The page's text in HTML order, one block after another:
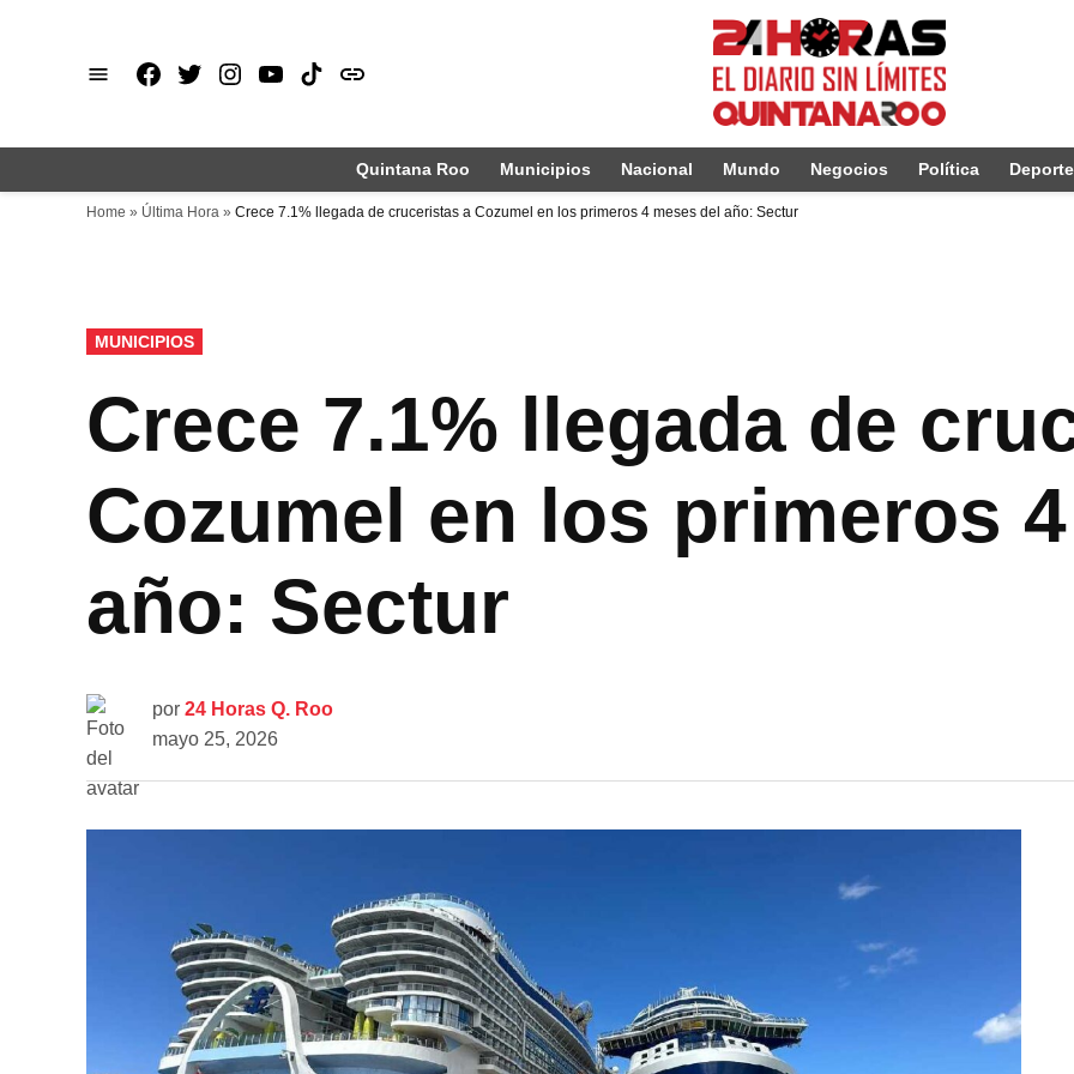
Facebook
X Instagram
Youtube
TikTok
issuu
Quintana Roo Municipios Nacional Mundo Negocios Política
Home » Última Hora » Crece 7.1% llegada de cruceristas a Cozumel en los primeros 4 meses del año: Sectur
PUBLICADO
EN
MUNICIPIOS
Crece 7.1% llegada de
Cozumel en los primeros
año: Sectur
por 24 Horas Q. Roo
mayo 25, 2026